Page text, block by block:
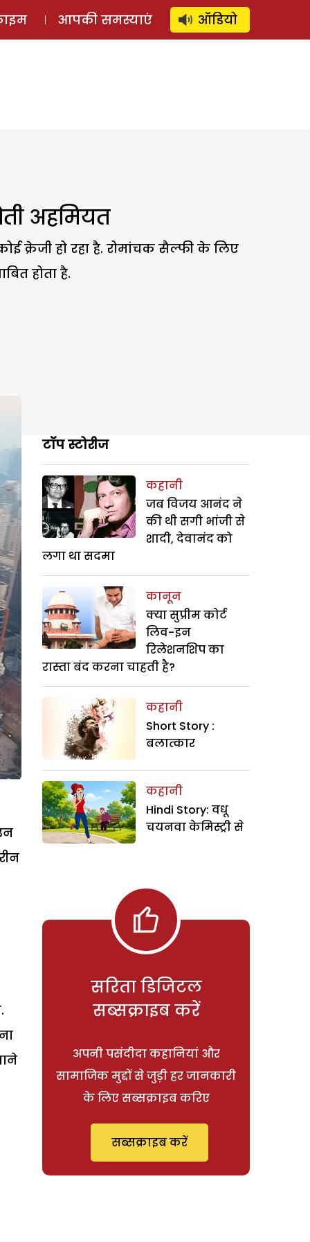
लॉग इन ⚲ SUBSCRIBE
आपकी समस्याएं ऑडियो
अहमियत
क्रेजी हो रहा है. रोमांचक सैल्फी के लिए
होता है.
टॉप स्टोरीज
कहानी
जब विजय आनंद ने
की थी सगी भांजी से
शादी, देवानंद को
लगा था सदमा
कानून
क्या सुप्रीम कोर्ट
लिव-इन
रिलेशनशिप का
रास्ता बंद करना चाहती है?
कहानी
Short Story :
बलात्कार
कहानी
Hindi Story: वधू
चयनवा केमिस्ट्री से
सरिता डिजिटल
सब्सक्राइब करें
अपनी पसंदीदा कहानियां और
सामाजिक मुद्दों से जुड़ी हर जानकारी
के लिए सब्सक्राइब करिए
सब्सक्राइब करें